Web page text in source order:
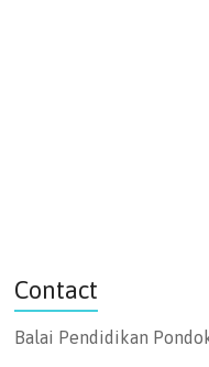
Contact
Balai Pendidikan